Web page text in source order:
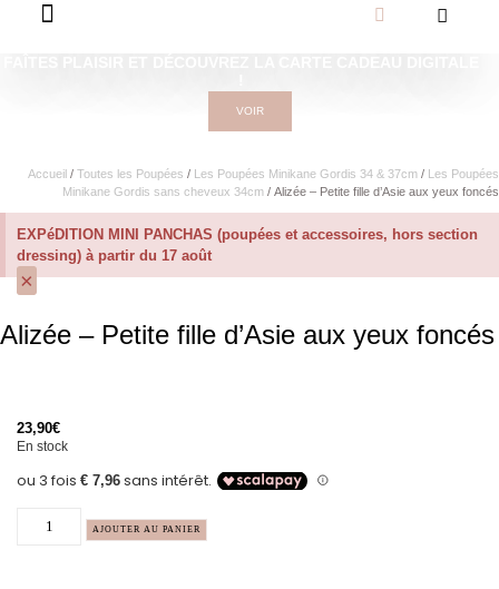
VOIR
Accueil / Toutes les Poupées / Les Poupées Minikane Gordis 34 & 37cm / Les Poupées
Minikane Gordis sans cheveux 34cm / Alizée – Petite fille d’Asie aux yeux foncés
EXPéDITION MINI PANCHAS (poupées et accessoires, hors section
dressing) à partir du 17 août
×
Alizée – Petite fille d’Asie aux yeux foncés
23,90€
En stock
AJOUTER AU PANIER